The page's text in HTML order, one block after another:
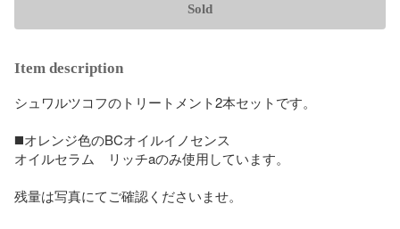
Sold
Item description
シュワルツコフのトリートメント2本セットです。
◼️オレンジ色のBCオイルイノセンス
オイルセラム　リッチaのみ使用しています。
残量は写真にてご確認くださいませ。